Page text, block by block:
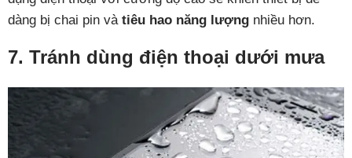
dàng bị chai pin và tiêu hao năng lượng nhiều hơn.
7. Tránh dùng điện thoại dưới mưa